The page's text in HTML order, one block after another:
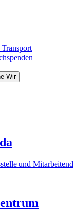
Wir
und